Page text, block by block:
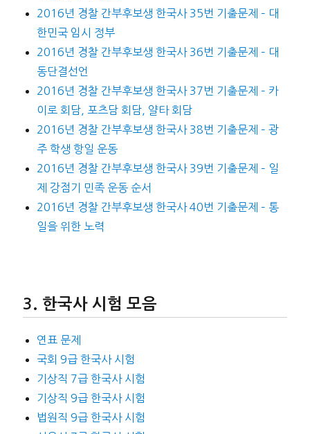
2016년 경찰 간부후보생 한국사 35번 기출문제 – 대
한민국 임시 정부
2016년 경찰 간부후보생 한국사 36번 기출문제 – 대
동단결선언
2016년 경찰 간부후보생 한국사 37번 기출문제 – 카
이로 회담, 포츠담 회담, 얄타 회담
2016년 경찰 간부후보생 한국사 38번 기출문제 – 광
주 학생 항일 운동
2016년 경찰 간부후보생 한국사 39번 기출문제 – 일
제 강점기 민족 운동 순서
2016년 경찰 간부후보생 한국사 40번 기출문제 – 통
일을 위한 노력
한국사 시험 모음
연표 문제
국회 9급 한국사 시험
기상직 7급 한국사 시험
기상직 9급 한국사 시험
법원직 9급 한국사 시험